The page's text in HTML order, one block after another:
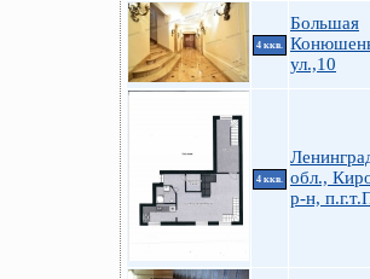
4 ккв.
Большая
ул.,10
4 ккв.
обл.,
р-н,